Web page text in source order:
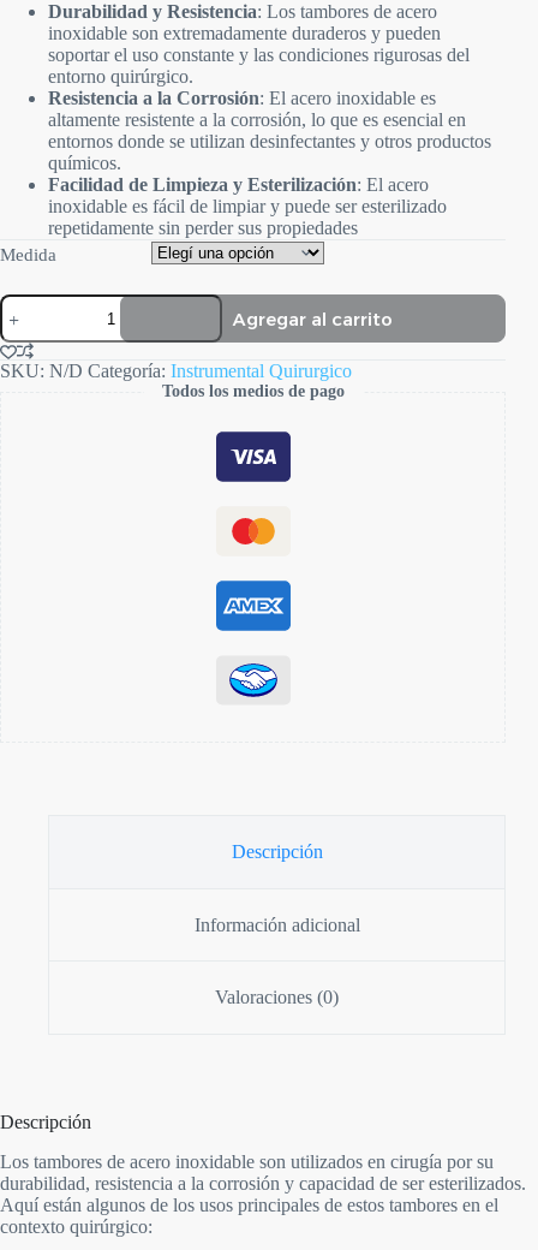
Durabilidad y Resistencia: Los tambores de acero
inoxidable son extremadamente duraderos y pueden
soportar el uso constante y las condiciones rigurosas del
entorno quirúrgico.
Resistencia a la Corrosión: El acero inoxidable es
altamente resistente a la corrosión, lo que es esencial en
entornos donde se utilizan desinfectantes y otros productos
químicos.
Facilidad de Limpieza y Esterilización: El acero
inoxidable es fácil de limpiar y puede ser esterilizado
repetidamente sin perder sus propiedades
Medida
Tambor
Cirugia
cantidad
Agregar al carrito
SKU: N/D Categoría: Instrumental Quirurgico
Todos los medios de pago
Descripción
Información adicional
Valoraciones (0)
Descripción
Los tambores de acero inoxidable son utilizados en cirugía por su
durabilidad, resistencia a la corrosión y capacidad de ser esterilizados.
Aquí están algunos de los usos principales de estos tambores en el
contexto quirúrgico: